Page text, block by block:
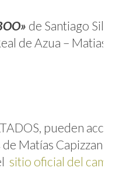
de Santiago
de Azua – Matias
pueden
de Matías Capizzano
sitio oficial del